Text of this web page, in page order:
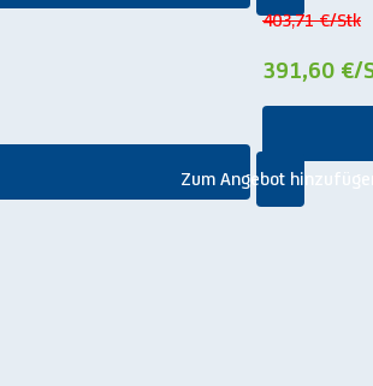
403,71 €/Stk
391,60 €/
Zum Angebot